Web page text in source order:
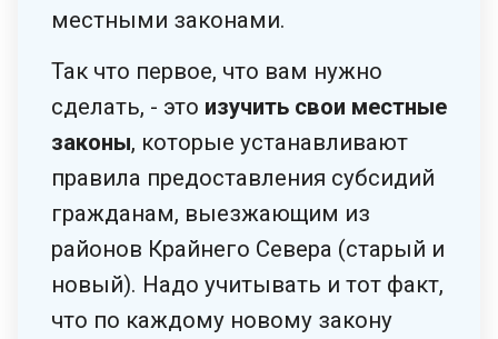
местными законами.
Так что первое, что вам нужно
сделать, - это изучить свои местные
законы, которые устанавливают
правила предоставления субсидий
гражданам, выезжающим из
районов Крайнего Севера (старый и
новый). Надо учитывать и тот факт,
что по каждому новому закону